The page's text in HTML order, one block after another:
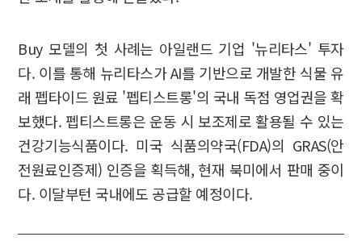
Buy 모델의 첫 사례는 아일랜드 기업 '뉴리타스' 투자
다. 이를 통해 뉴리타스가 AI를 기반으로 개발한 식물 유
래 펩타이드 원료 '펩티스트롱'의 국내 독점 영업권을 확
보했다. 펩티스트롱은 운동 시 보조제로 활용될 수 있는
건강기능식품이다. 미국 식품의약국(FDA)의 GRAS(안
전원료인증제) 인증을 획득해, 현재 북미에서 판매 중이
다. 이달부턴 국내에도 공급할 예정이다.